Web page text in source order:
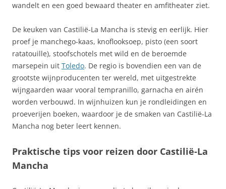
wandelt en een goed bewaard theater en amfitheater ziet.
De keuken van Castilië-La Mancha is stevig en eerlijk. Hier
proef je manchego-kaas, knoflooksoep, pisto (een soort
ratatouille), stoofschotels met wild en de beroemde
marsepein uit Toledo. De regio is bovendien een van de
grootste wijnproducenten ter wereld, met uitgestrekte
wijngaarden waar vooral tempranillo, garnacha en airén
worden verbouwd. In wijnhuizen kun je rondleidingen en
proeverijen boeken, waardoor je de smaken van Castilië-La
Mancha nog beter leert kennen.
Praktische tips voor reizen door Castilië-La
Mancha